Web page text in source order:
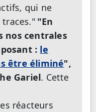
qui ne
"En
nos centrales
: le
être éliminé",
Gariel. Cette
réacteurs